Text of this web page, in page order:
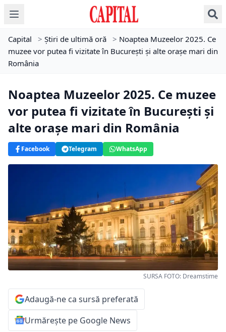
Capital > Știri de ultimă oră > Noaptea Muzeelor 2025. Ce
muzee vor putea fi vizitate în București și alte orașe mari din
România
Noaptea Muzeelor 2025. Ce muzee
vor putea fi vizitate în București și
alte orașe mari din România
Facebook Telegram WhatsApp
SURSA FOTO: Dreamstime
Adaugă-ne ca sursă preferată
Urmărește pe Google News